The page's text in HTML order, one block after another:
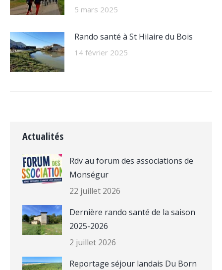
5 mars 2025
Rando santé à St Hilaire du Bois
14 février 2025
Actualités
Rdv au forum des associations de
Monségur
22 juillet 2026
Dernière rando santé de la saison
2025-2026
2 juillet 2026
Reportage séjour landais Du Born